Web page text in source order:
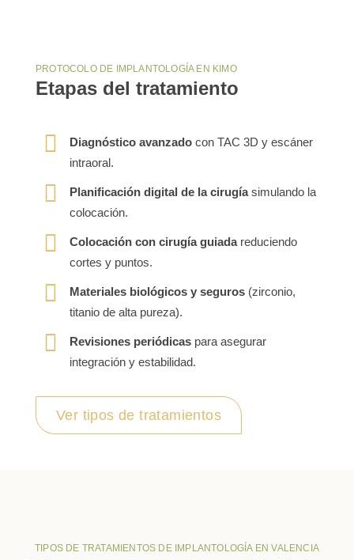
PROTOCOLO DE IMPLANTOLOGÍA EN KIMO
Etapas del tratamiento
Diagnóstico avanzadocon TAC 3D y escáner
intraoral.
Planificación digital de la cirugíasimulando la
colocación.
Colocación con cirugía guiadareduciendo
cortes y puntos.
Materiales biológicos y seguros(zirconio,
titanio de alta pureza).
Revisiones periódicaspara asegurar
integración y estabilidad.
Ver tipos de tratamientos
TIPOS DE TRATAMIENTOS DE IMPLANTOLOGÍA EN VALENCIA